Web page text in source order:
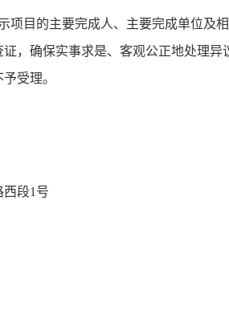
项目的主要完成人、主要完成单位及
，确保实事求是、客观公正地处理
受理。
段1号